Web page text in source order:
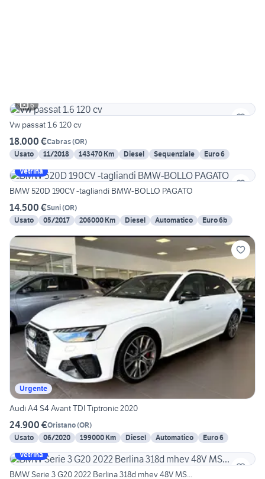
6
Vw passat 1.6 120 cv
18.000 €Cabras(OR)
Usato
11/2018 143470 Km Diesel Sequenziale
Euro 6
Vetrina
BMW 520D 190CV -tagliandi BMW-BOLLO PAGATO
14.500 €Suni(OR)
Usato
05/2017 206000 Km Diesel Automatico Euro 6b
Urgente
Audi A4 S4 Avant TDI Tiptronic 2020
24.900 €Oristano(OR)
Usato
06/2020 199000 Km Diesel Automatico
Euro 6
Vetrina
BMW Serie 3 G20 2022 Berlina 318d mhev 48V MS...